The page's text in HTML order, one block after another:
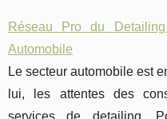
Réseau Pro du
Automobile
Le secteur automobile est
lui, les attentes des